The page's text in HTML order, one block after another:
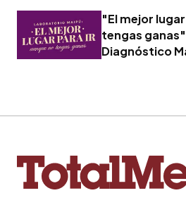
"El mejor
tengas
Diagnóstico